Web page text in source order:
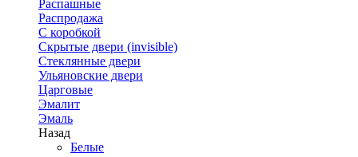
Распашные
Распродажа
С коробкой
Скрытые двери (invisible)
Стеклянные двери
Ульяновские двери
Царговые
Эмалит
Эмаль
Назад
Белые